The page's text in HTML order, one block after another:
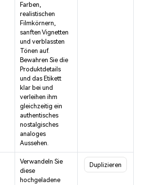
Farben,
realistischen
Filmkörnern,
sanften Vignetten
und verblassten
Tönen auf.
Bewahren Sie die
Produktdetails
und das Etikett
klar bei und
verleihen ihm
gleichzeitig ein
authentisches
nostalgisches
analoges
Aussehen.
Verwandeln Sie
diese
hochgeladene
Duplizieren